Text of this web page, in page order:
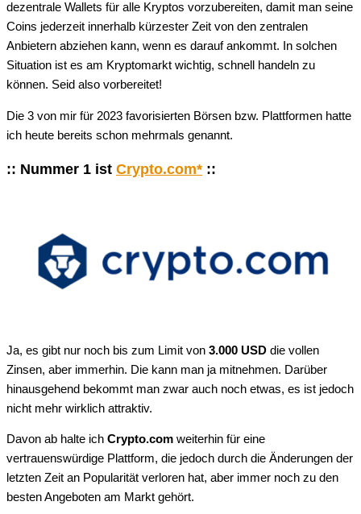
dezentrale Wallets für alle Kryptos vorzubereiten, damit man seine
Coins jederzeit innerhalb kürzester Zeit von den zentralen
Anbietern abziehen kann, wenn es darauf ankommt. In solchen
Situation ist es am Kryptomarkt wichtig, schnell handeln zu
können. Seid also vorbereitet!
Die 3 von mir für 2023 favorisierten Börsen bzw. Plattformen hatte
ich heute bereits schon mehrmals genannt.
:: Nummer 1 ist Crypto.com* ::
Ja, es gibt nur noch bis zum Limit von 3.000 USD die vollen
Zinsen, aber immerhin. Die kann man ja mitnehmen. Darüber
hinausgehend bekommt man zwar auch noch etwas, es ist jedoch
nicht mehr wirklich attraktiv.
Davon ab halte ich Crypto.com weiterhin für eine
vertrauenswürdige Plattform, die jedoch durch die Änderungen der
letzten Zeit an Popularität verloren hat, aber immer noch zu den
besten Angeboten am Markt gehört.